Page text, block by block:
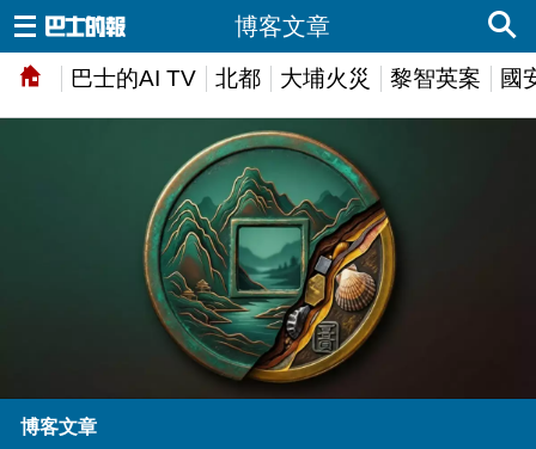
巴士的AI TV 北都 大埔火災 黎智英案 國
博客文章
博客文章